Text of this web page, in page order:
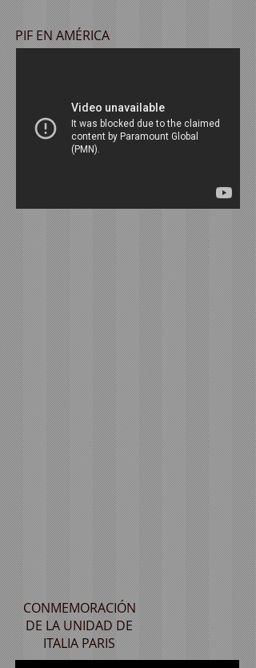
PIF EN AMÉRICA
CONMEMORACIÓN
DE LA UNIDAD DE
ITALIA PARIS